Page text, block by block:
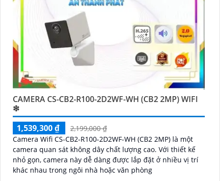
CAMERA CS-CB2-R100-2D2WF-WH (CB2 2MP) WIFI
❇
1,539,300 ₫
2,199,000 ₫
Camera Wifi CS-CB2-R100-2D2WF-WH (CB2 2MP) là một
camera quan sát không dây chất lượng cao. Với thiết kế
nhỏ gọn, camera này dễ dàng được lắp đặt ở nhiều vị trí
khác nhau trong ngôi nhà hoặc văn phòng